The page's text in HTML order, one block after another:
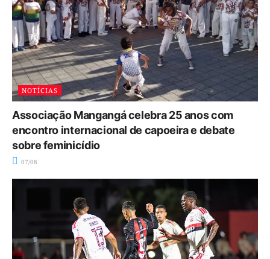
NOTÍCIAS
Associação Mangangá celebra 25 anos com
encontro internacional de capoeira e debate
sobre feminicídio
07/08